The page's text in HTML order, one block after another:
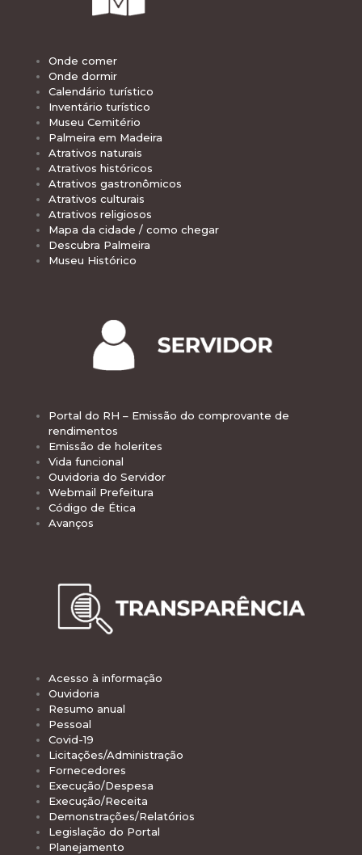
Onde comer
Onde dormir
Calendário turístico
Inventário turístico
Museu Cemitério
Palmeira em Madeira
Atrativos naturais
Atrativos históricos
Atrativos gastronômicos
Atrativos culturais
Atrativos religiosos
Mapa da cidade / como chegar
Descubra Palmeira
Museu Histórico
Portal do RH – Emissão do comprovante de
rendimentos
Emissão de holerites
Vida funcional
Ouvidoria do Servidor
Webmail Prefeitura
Código de Ética
Avanços
Acesso à informação
Ouvidoria
Resumo anual
Pessoal
Covid-19
Licitações/Administração
Fornecedores
Execução/Despesa
Execução/Receita
Demonstrações/Relatórios
Legislação do Portal
Planejamento